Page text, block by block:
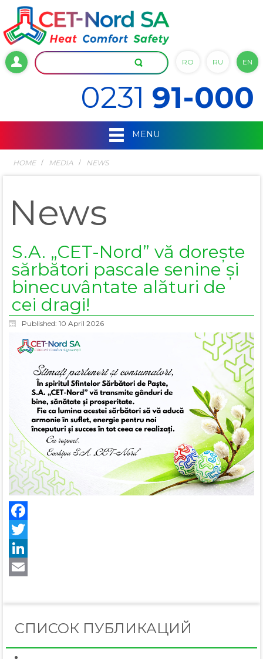
RO RU EN
0231 91-000
MENU
HOME MEDIA NEWS
News
S.A. „CET-Nord” vă dorește
sărbători pascale senine și
binecuvântate alături de
cei dragi!
Published: 10 April 2026
СПИСОК ПУБЛИКАЦИЙ